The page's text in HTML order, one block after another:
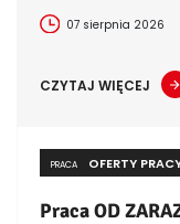
07 sierpnia 2026
CZYTAJ WIĘCEJ
PRACA OFERTY
Praca OD